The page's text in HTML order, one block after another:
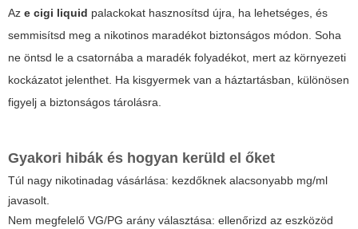
Az e cigi liquid palackokat hasznosítsd újra, ha lehetséges, és
semmisítsd meg a nikotinos maradékot biztonságos módon. Soha
ne öntsd le a csatornába a maradék folyadékot, mert az környezeti
kockázatot jelenthet. Ha kisgyermek van a háztartásban, különösen
figyelj a biztonságos tárolásra.
Gyakori hibák és hogyan kerüld el őket
Túl nagy nikotinadag vásárlása: kezdőknek alacsonyabb mg/ml
javasolt.
Nem megfelelő VG/PG arány választása: ellenőrizd az eszközöd